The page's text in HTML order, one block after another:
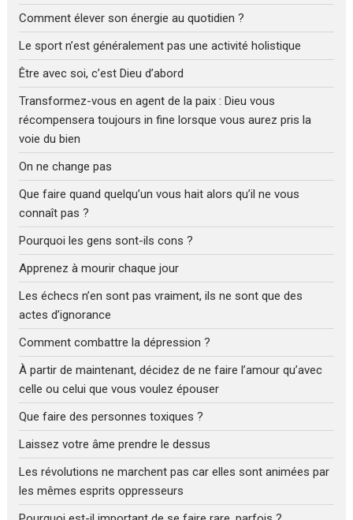
Comment élever son énergie au quotidien ?
Le sport n’est généralement pas une activité holistique
Être avec soi, c’est Dieu d’abord
Transformez-vous en agent de la paix : Dieu vous
récompensera toujours in fine lorsque vous aurez pris la
voie du bien
On ne change pas
Que faire quand quelqu’un vous hait alors qu’il ne vous
connaît pas ?
Pourquoi les gens sont-ils cons ?
Apprenez à mourir chaque jour
Les échecs n’en sont pas vraiment, ils ne sont que des
actes d’ignorance
Comment combattre la dépression ?
À partir de maintenant, décidez de ne faire l’amour qu’avec
celle ou celui que vous voulez épouser
Que faire des personnes toxiques ?
Laissez votre âme prendre le dessus
Les révolutions ne marchent pas car elles sont animées par
les mêmes esprits oppresseurs